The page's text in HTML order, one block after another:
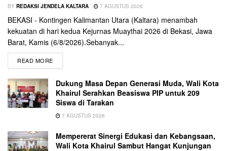
BY REDAKSI JENDELA KALTARA 7 AGUSTUS 2026
BEKASI - Kontingen Kalimantan Utara (Kaltara) menambah
kekuatan di hari kedua Kejurnas Muaythai 2026 di Bekasi, Jawa
Barat, Kamis (6/8/2026).Sebanyak...
READ MORE
Dukung Masa Depan Generasi Muda, Wali Kota
Khairul Serahkan Beasiswa PIP untuk 209
Siswa di Tarakan
7 AGUSTUS 2026
Mempererat Sinergi Edukasi dan Kebangsaan,
Wali Kota Khairul Sambut Hangat Kunjungan